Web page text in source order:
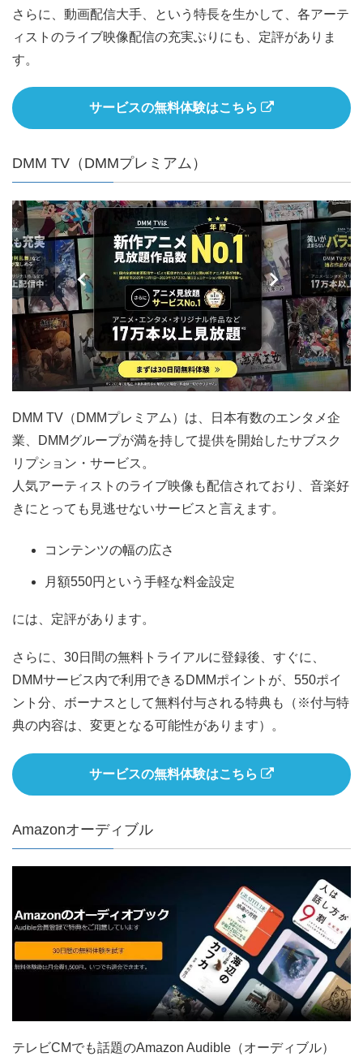
さらに、動画配信大手、という特長を生かして、各アーテ
ィストのライブ映像配信の充実ぶりにも、定評がありま
す。
サービスの無料体験はこちら
DMM TV（DMMプレミアム）
DMM TV（DMMプレミアム）は、日本有数のエンタメ企
業、DMMグループが満を持して提供を開始したサブスク
リプション・サービス。
人気アーティストのライブ映像も配信されており、音楽好
きにとっても見逃せないサービスと言えます。
コンテンツの幅の広さ
月額550円という手軽な料金設定
には、定評があります。
さらに、30日間の無料トライアルに登録後、すぐに、
DMMサービス内で利用できるDMMポイントが、550ポイ
ント分、ボーナスとして無料付与される特典も（※付与特
典の内容は、変更となる可能性があります）。
サービスの無料体験はこちら
Amazonオーディブル
テレビCMでも話題のAmazon Audible（オーディブル）